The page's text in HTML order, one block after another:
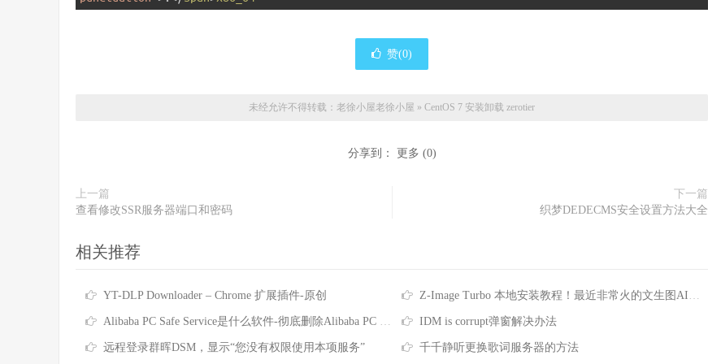
赞(0)
未经允许不得转载：老徐小屋老徐小屋 » CentOS 7 安装卸载 zerotier
分享到： 更多 (0)
上一篇
查看修改SSR服务器端口和密码
下一篇
织梦DEDECMS安全设置方法大全
相关推荐
YT-DLP Downloader – Chrome 扩展插件-原创 Z-Image Turbo 本地安装教程！最近非常火的文生图AI模型，支持反审查
Alibaba PC Safe Service是什么软件-彻底删除Alibaba PC Safe Service的方法 IDM is corrupt弹窗解决办法
远程登录群晖DSM，显示“您没有权限使用本项服务” 千千静听更换歌词服务器的方法